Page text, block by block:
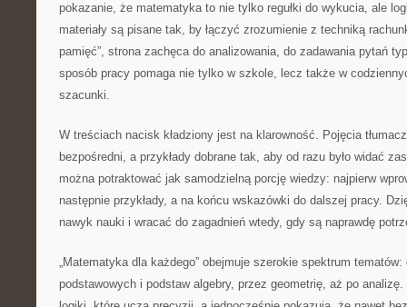
pokazanie, że matematyka to nie tylko regułki do wykucia, ale
materiały są pisane tak, by łączyć zrozumienie z techniką
pamięć”, strona zachęca do analizowania, do zadawania pytań
sposób pracy pomaga nie tylko w szkole, lecz także w
szacunki.
W treściach nacisk kładziony jest na klarowność. Pojęcia
bezpośredni, a przykłady dobrane tak, aby od razu było widać
można potraktować jak samodzielną porcję wiedzy: najpierw
następnie przykłady, a na końcu wskazówki do dalszej pracy.
nawyk nauki i wracać do zagadnień wtedy, gdy są naprawdę
„Matematyka dla każdego” obejmuje szerokie spektrum tematów:
podstawowych i podstaw algebry, przez geometrię, aż po